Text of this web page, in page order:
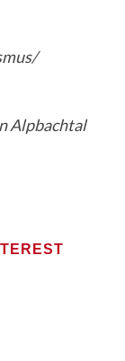
Alpbachtal